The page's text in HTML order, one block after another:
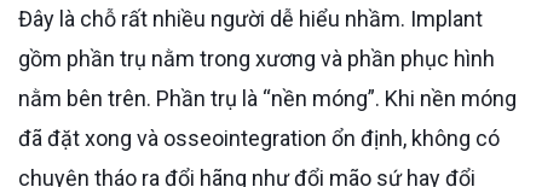
Đây là chỗ rất nhiều người dễ hiểu nhầm. Implant
gồm phần trụ nằm trong xương và phần phục hình
nằm bên trên. Phần trụ là “nền móng”. Khi nền móng
đã đặt xong và osseointegration ổn định, không có
chuyện tháo ra đổi hãng như đổi mão sứ hay đổi